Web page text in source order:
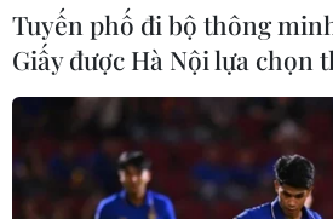
Tuyến phố đi bộ thông
Giấy được Hà Nội lựa chọn